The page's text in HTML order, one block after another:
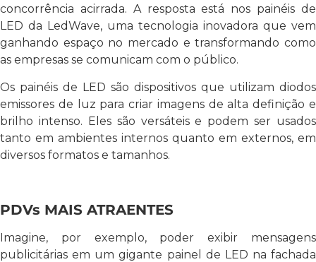
concorrência acirrada. A resposta está nos painéis de
LED da LedWave, uma tecnologia inovadora que vem
ganhando espaço no mercado e transformando como
as empresas se comunicam com o público.
Os painéis de LED são dispositivos que utilizam diodos
emissores de luz para criar imagens de alta definição e
brilho intenso. Eles são versáteis e podem ser usados
tanto em ambientes internos quanto em externos, em
diversos formatos e tamanhos.
PDVs MAIS ATRAENTES
Imagine, por exemplo, poder exibir mensagens
publicitárias em um gigante painel de LED na fachada